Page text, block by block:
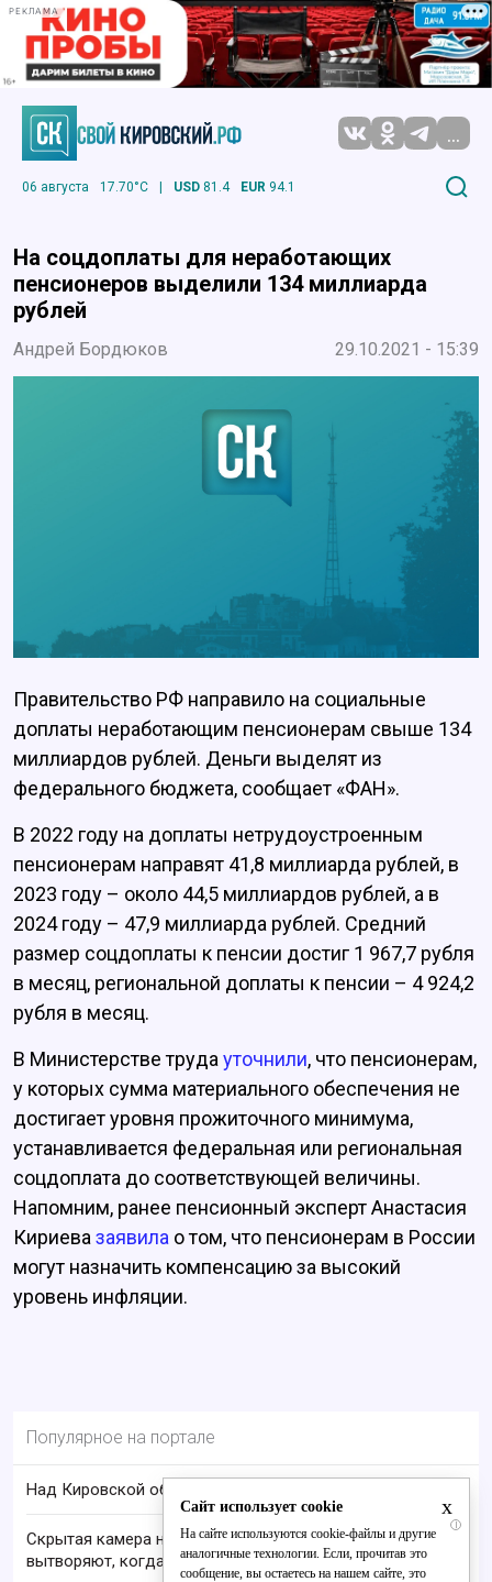
РЕКЛАМА
...
06 августа 17.70°C | USD 81.4 EUR 94.1
На соцдоплаты для неработающих
пенсионеров выделили 134 миллиарда
рублей
Андрей Бордюков 29.10.2021 - 15:39
Правительство РФ направило на социальные
доплаты неработающим пенсионерам свыше 134
миллиардов рублей. Деньги выделят из
федерального бюджета, сообщает «ФАН».
В 2022 году на доплаты нетрудоустроенным
пенсионерам направят 41,8 миллиарда рублей, в
2023 году – около 44,5 миллиардов рублей, а в
2024 году – 47,9 миллиарда рублей. Средний
размер соцдоплаты к пенсии достиг 1 967,7 рубля
в месяц, региональной доплаты к пенсии – 4 924,2
рубля в месяц.
В Министерстве трудауточнили, что пенсионерам,
у которых сумма материального обеспечения не
достигает уровня прожиточного минимума,
устанавливается федеральная или региональная
соцдоплата до соответствующей величины.
Напомним, ранее пенсионный эксперт Анастасия
Кириевазаявила о том, что пенсионерам в России
могут назначить компенсацию за высокий
уровень инфляции.
Популярное на портале
Над Кировской областью сбили БПЛА
i
Скрытая камера на пляже Крыма: Что люди
вытворяют, когда их не видят...
x
Сайт использует cookie
На сайте используются cookie-файлы и другие
аналогичные технологии. Если, прочитав это
сообщение, вы остаетесь на нашем сайте, это